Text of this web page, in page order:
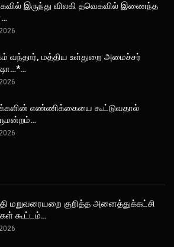
இருந்து விலகி தவெகவில் இணைந்த
வந்தார், மத்திய உள்துறை அமைச்சர்
எண்ணிக்கையை கூட்டுவதால்
மறுவரையறை குறித்த அனைத்துக்கட்சி
கூட்டம்…